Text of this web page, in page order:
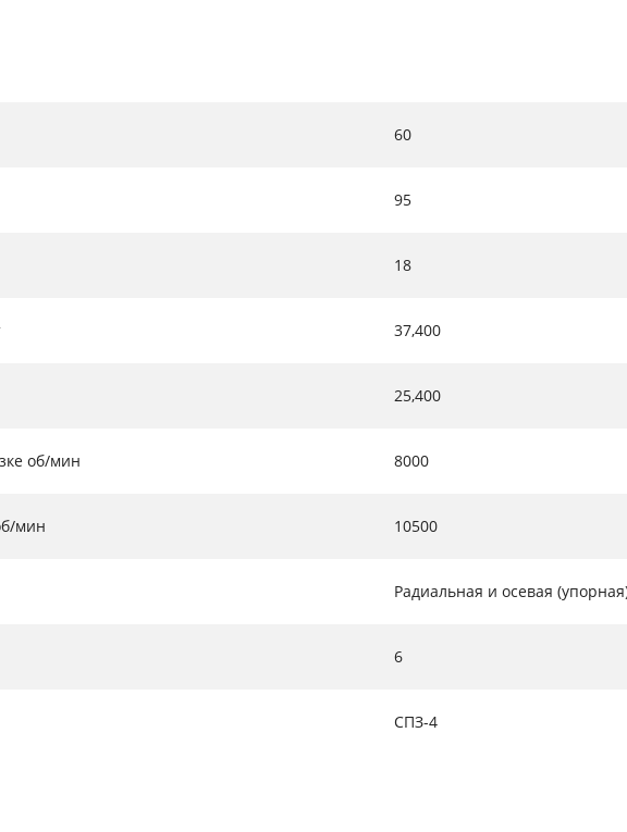
60
95
18
37,400
25,400
об/мин 8000
мин 10500
Радиальная и осевая
6
СПЗ-4